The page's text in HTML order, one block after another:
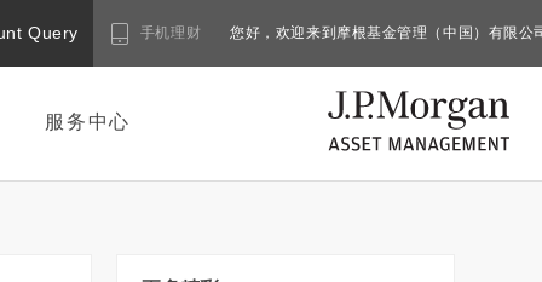
Query 手机理财 您好，欢迎来到摩根基金管理（中国）有限公
服务中心